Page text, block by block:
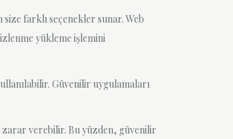
farklı seçenekler sunar. Web
yükleme işlemini
Güvenilir uygulamaları
zarar verebilir. Bu yüzden, güvenilir